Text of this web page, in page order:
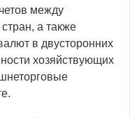
между
а также
в двусторонних
хозяйствующих